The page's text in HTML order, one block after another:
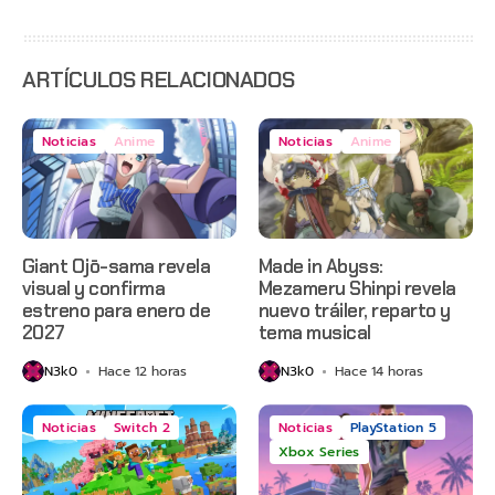
ARTÍCULOS RELACIONADOS
Noticias Anime
Giant Ojō-sama revela
visual y confirma
estreno para enero de
2027
N3k0 Hace 12 horas
Noticias Anime
Made in Abyss:
Mezameru Shinpi revela
nuevo tráiler, reparto y
tema musical
N3k0 Hace 14 horas
Noticias Switch 2 Noticias
PlayStation 5
Xbox Series